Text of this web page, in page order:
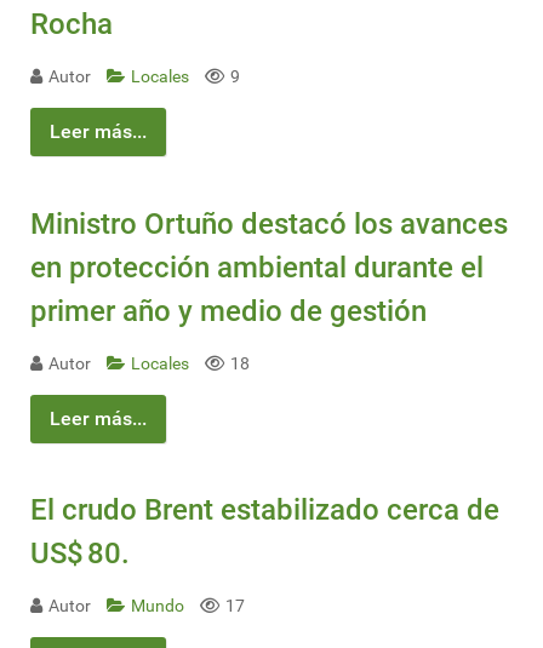
Rocha
Autor Locales 9
Leer más...
Ministro Ortuño destacó los avances
en protección ambiental durante el
primer año y medio de gestión
Autor Locales 18
Leer más...
El crudo Brent estabilizado cerca de
US$ 80.
Autor Mundo 17